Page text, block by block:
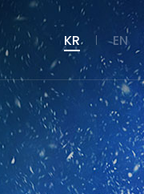
KR EN